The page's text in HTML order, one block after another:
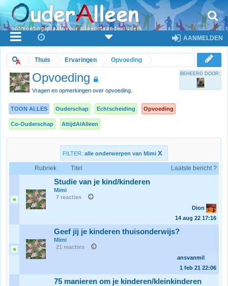
AANMELDEN
Thuis Ervaringen Opvoeding
Opvoeding
Vragen en opmerkingen over opvoeding.
BEHEERD DOOR:
TOON ALLES Ouderschap Echtscheiding Opvoeding
Co-Ouderschap AltijdAlAlleen
FILTER: alle onderwerpen van Mimi x
Rubriek Titel Laatste bericht ?
Studie van je kind/kinderen
Mimi
7 reacties
Dion
14 aug 22 17:16
Geef jij je kinderen thuisonderwijs?
Mimi
21 reacties
ansvanmil
1 feb 21 22:06
75 manieren om je kinderen/kleinkinderen